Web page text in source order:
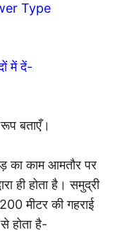
Type
में दें-
बताएँ।
का काम आमतौर पर
ही होता है। समुद्री
मीटर की गहराई
होता है-